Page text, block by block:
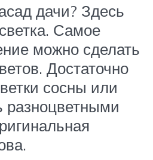
дачи? Здесь
Самое
можно сделать
Достаточно
сосны или
разноцветными